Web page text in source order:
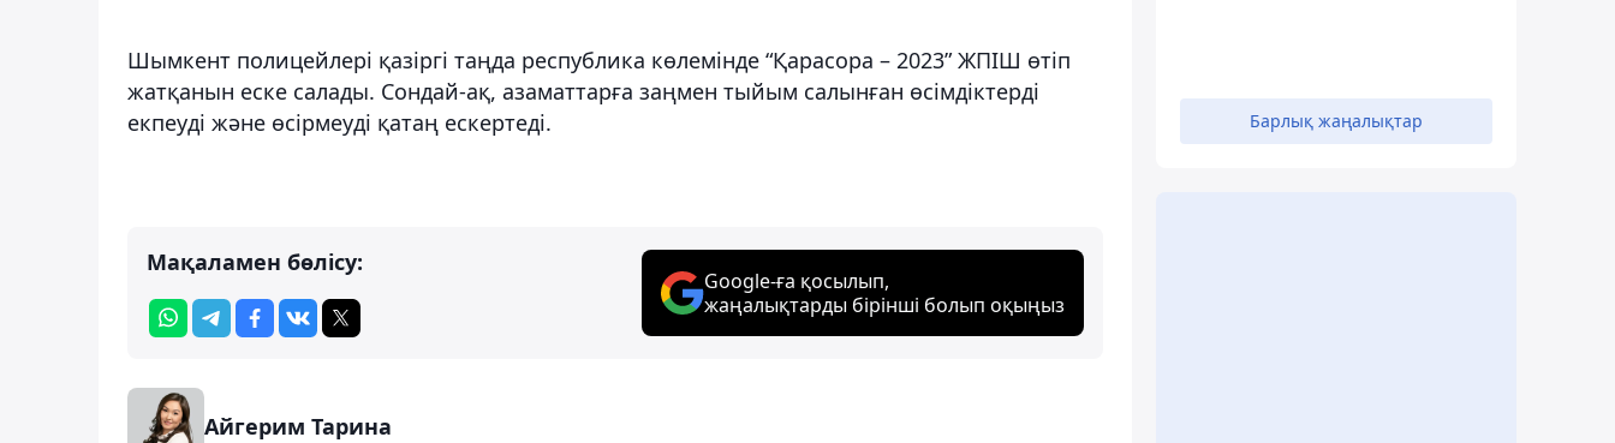
Шымкент полицейлері қазіргі таңда республика көлемінде “Қарасора – 2023” ЖПІШ өтіп
жатқанын еске салады. Сондай-ақ, азаматтарға заңмен тыйым салынған өсімдіктерді
екпеуді және өсірмеуді қатаң ескертеді.
Мақаламен бөлісу:
Google-ға қосылып,
жаңалықтарды бірінші болып оқыңыз
Айгерим Тарина
Барлық жаңалықтар